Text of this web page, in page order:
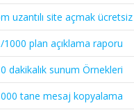
uzantılı site açmak ücretsiz
1000 plan açıklama raporu
dakikalık sunum Örnekleri
tane mesaj kopyalama